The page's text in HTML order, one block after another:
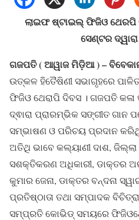
ଲାଇଫ ଷ୍ଟାଇଲ୍ ଫିଜିଓ
ସେଣ୍ଟର
ଗଜପତି ( ଆୱାଜ ମିଡ଼ିଆ ) –
ଉତ୍କଳ ହିତୈଷିଣୀ ସଭାଗୃହରେ
ଫିଜିଓ ଥେରାପି ଦିବସ । ଗଜପତି
ଦ୍ଵାରା ପ୍ରାରମ୍ଭିକ ସଙ୍ଗୀତ ଗାନ
ସମ୍ଭାଷଣ ଓ ପରିଚୟ ପ୍ରଦାନ
ଅତିଥି ଭାବେ କଲ୍ୟାଣୀ ଦାଶ,
ସଶକ୍ତିକରଣ ଅଧିକାରୀ, ଡାକ୍ତର
କୁମାର ଜେନା, ଡାକ୍ତର ବନ୍ଦନା
ପ୍ରତିଷ୍ଠାତା ତଥା ସମ୍ପାଦକ
ସମ୍ପ୍ରତି କୋଭିଡ୍ ସମୟରେ